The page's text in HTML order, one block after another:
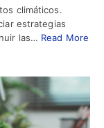
climáticos.
estrategias
las… Read More